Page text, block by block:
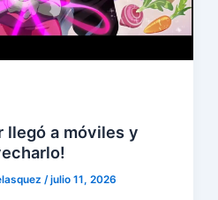
llegó a móviles y
/julio 11, 2026